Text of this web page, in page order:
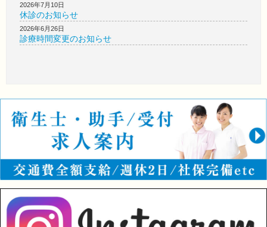
2026年7月10日
休診のお知らせ
2026年6月26日
診療時間変更のお知らせ